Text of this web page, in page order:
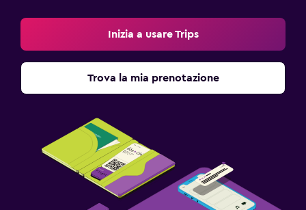
Inizia a usare Trips
Trova la mia prenotazione